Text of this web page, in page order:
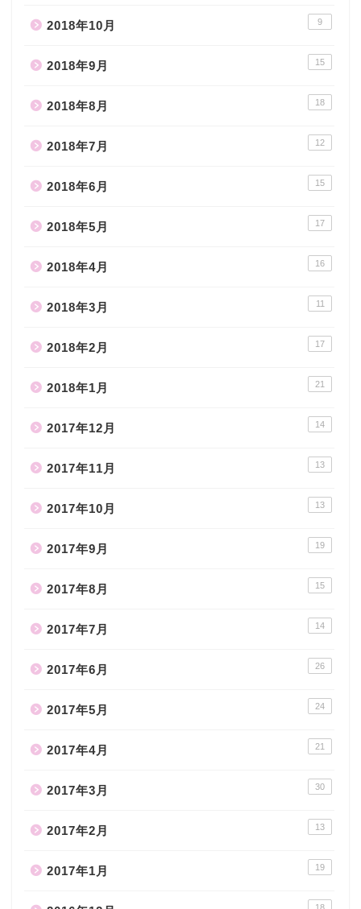
2018年10月 9
2018年9月 15
2018年8月 18
2018年7月 12
2018年6月 15
2018年5月 17
2018年4月 16
2018年3月 11
2018年2月 17
2018年1月 21
2017年12月 14
2017年11月 13
2017年10月 13
2017年9月 19
2017年8月 15
2017年7月 14
2017年6月 26
2017年5月 24
2017年4月 21
2017年3月 30
2017年2月 13
2017年1月 19